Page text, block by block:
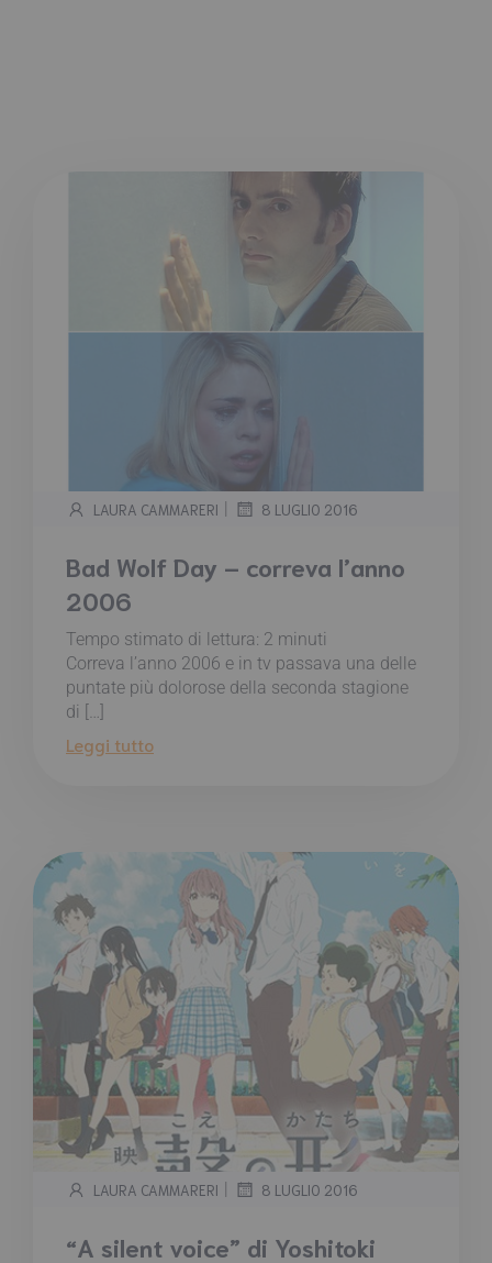
LAURA CAMMARERI | 8 LUGLIO 2016
Bad Wolf Day – correva l’anno
2006
Tempo stimato di lettura: 2 minuti
Correva l’anno 2006 e in tv passava una delle
puntate più dolorose della seconda stagione
di […]
Leggi tutto
LAURA CAMMARERI | 8 LUGLIO 2016
“A silent voice” di Yoshitoki